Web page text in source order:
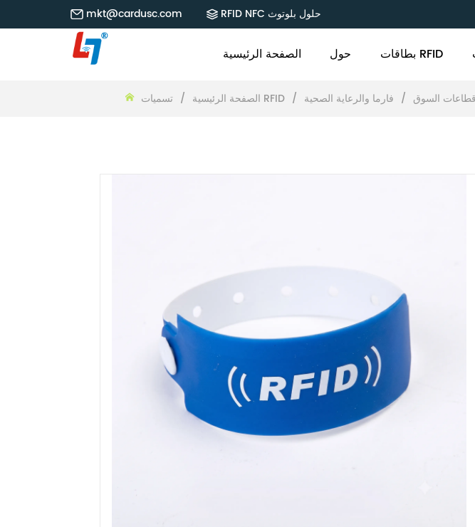
mkt@cardusc.com RFID NFC حلول بلوتوث
الصفحة الرئيسية حول بطاقات RFID
الصفحة الرئيسية / تسميات RFID / قطاعات السوق / فارما والرعاية الصحية